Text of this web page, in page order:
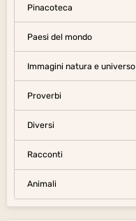
Pinacoteca
Paesi del mondo
Immagini natura e universo
Proverbi
Diversi
Racconti
Animali